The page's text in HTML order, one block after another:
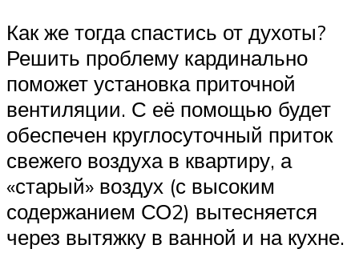
Как же тогда спастись от духоты?
Решить проблему кардинально
поможет установка приточной
вентиляции. С её помощью будет
обеспечен круглосуточный приток
свежего воздуха в квартиру, а
«старый» воздух (с высоким
содержанием СО2) вытесняется
через вытяжку в ванной и на кухне.